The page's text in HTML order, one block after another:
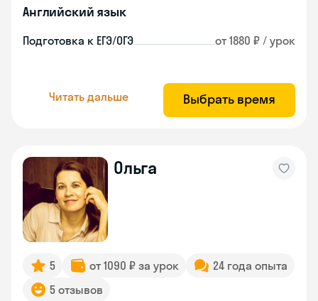
Английский язык
Подготовка к ЕГЭ/ОГЭ от 1880 ₽ / урок
Читать дальше Выбрать время
Ольга
5 от 1090 ₽ за урок
24 года опыта
5 отзывов